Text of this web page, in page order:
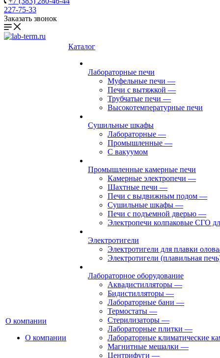
227-75-33
Заказать звонок
О компании
О компании
Каталог
Лабораторные печи
Муфельные печи —
Печи с вытяжкой —
Трубчатые печи —
Высокотемпературные печи
Сушильные шкафы
Лабораторные —
Промышленные —
С вакуумом
Промышленные камерные печи
Камерные электропечи —
Шахтные печи —
Печи с выдвижным подом —
Сушильные шкафы —
Печи с подъемной дверью —
Электропечи колпаковые СГО
Электротигели
Электротигели для плавки
Электротигели (плавильная
Лабораторное оборудование
Аквадистилляторы —
Бидистилляторы —
Лабораторные бани —
Термостаты —
Стерилизаторы —
Лабораторные плитки —
Лабораторные климатические
Магнитные мешалки —
Центрифуги —